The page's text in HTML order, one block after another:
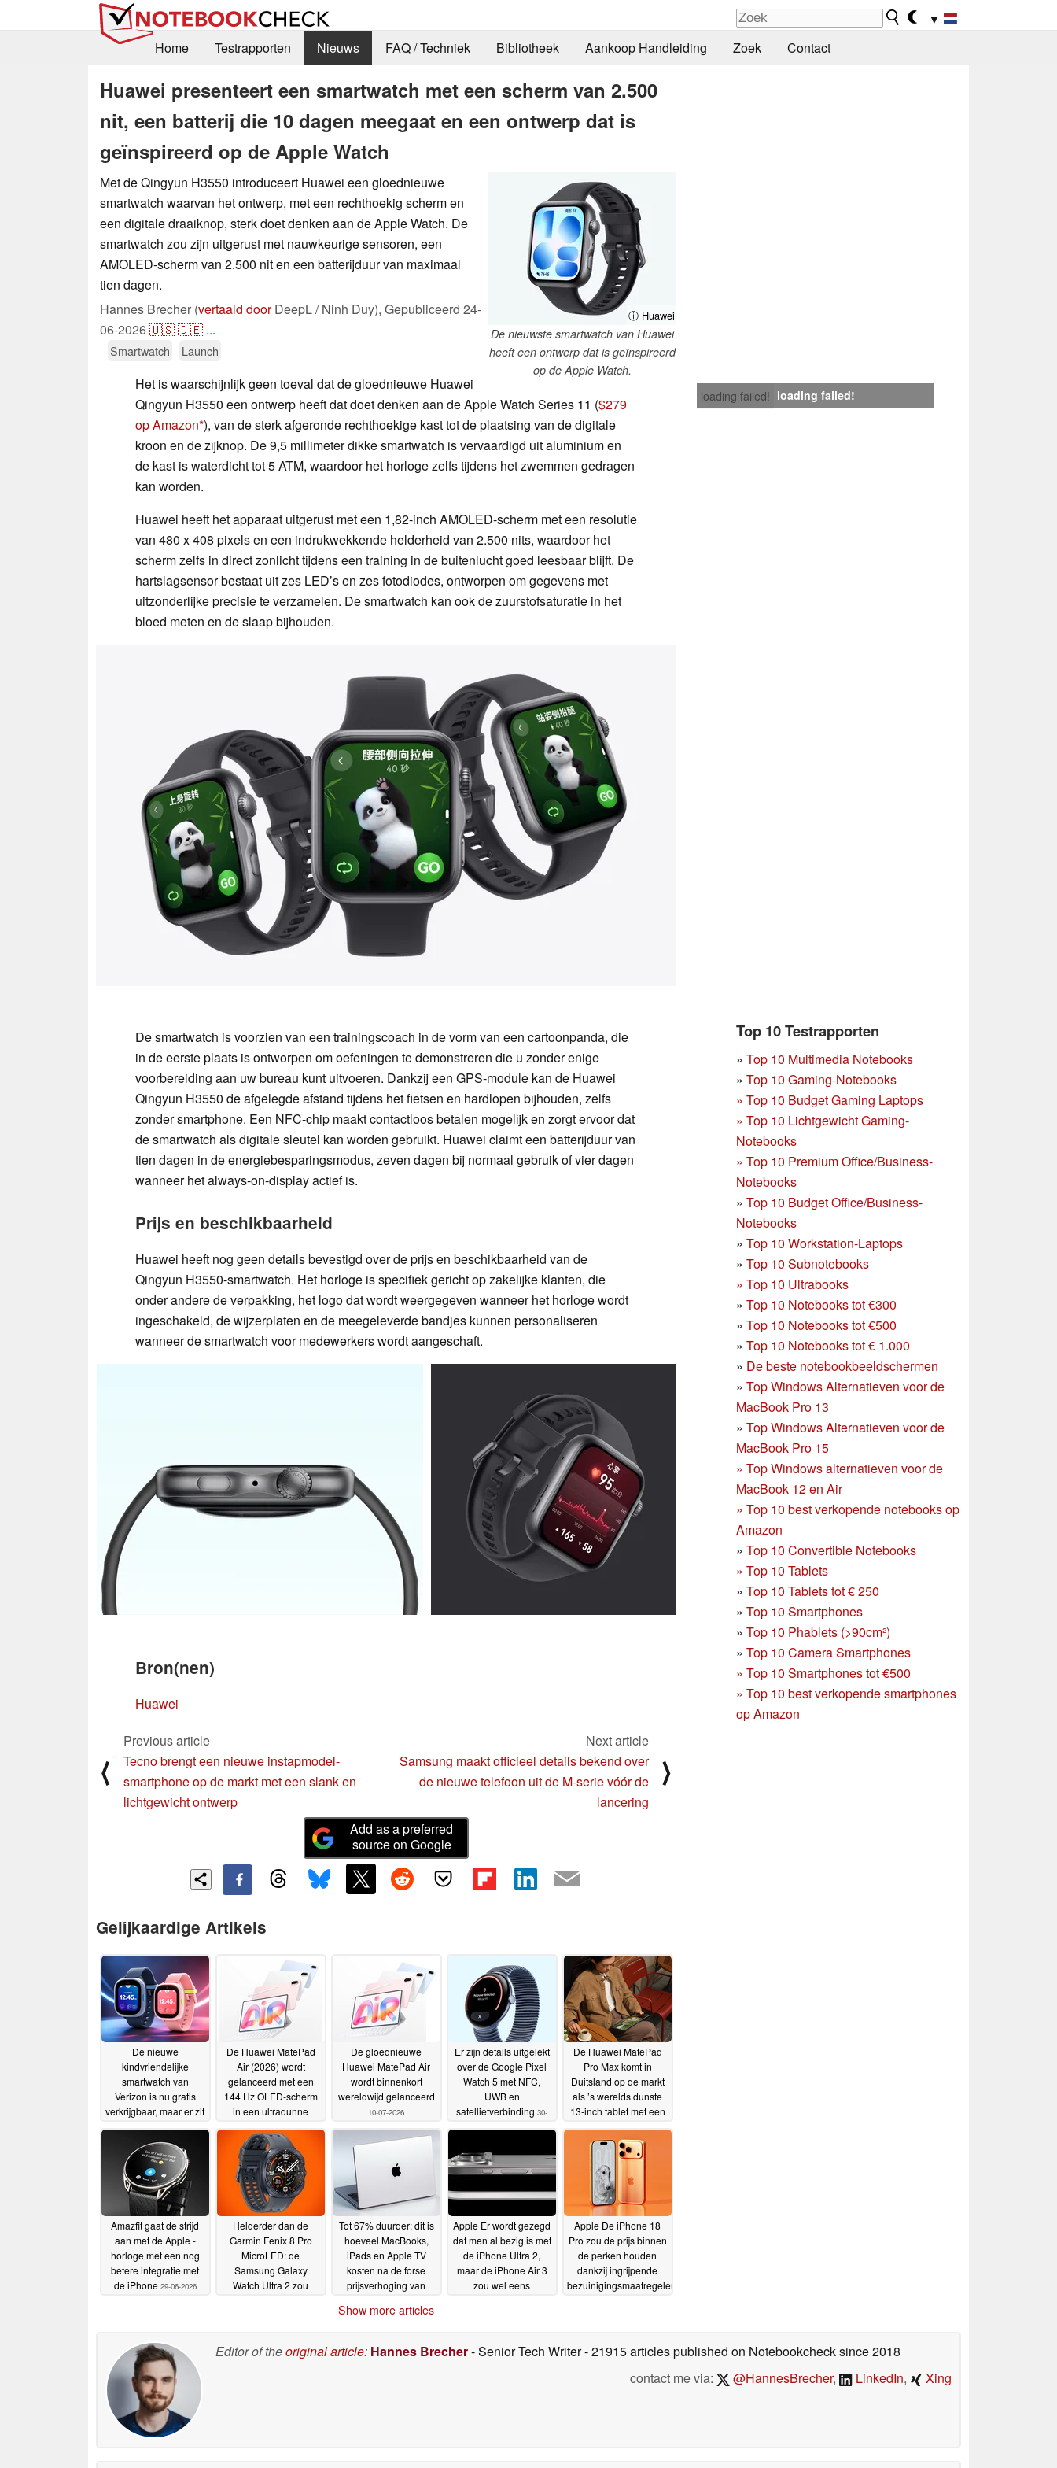
▼
Home
Testrapporten Nieuws FAQ / Techniek Bibliotheek Aankoop Handleiding Zoek Contact
Huawei presenteert een smartwatch met een scherm van 2.500
nit, een batterij die 10 dagen meegaat en een ontwerp dat is
geïnspireerd op de Apple Watch
ⓘ Huawei
De nieuwste smartwatch van Huawei
heeft een ontwerp dat is geïnspireerd
op de Apple Watch.
Met de Qingyun H3550 introduceert Huawei een gloednieuwe
smartwatch waarvan het ontwerp, met een rechthoekig scherm en
een digitale draaiknop, sterk doet denken aan de Apple Watch. De
smartwatch zou zijn uitgerust met nauwkeurige sensoren, een
AMOLED-scherm van 2.500 nit en een batterijduur van maximaal
tien dagen.
Hannes Brecher (vertaald doorDeepL / Ninh Duy), Gepubliceerd 24-
06-2026🇺🇸🇩🇪 ...
Smartwatch Launch
loading failed! loading failed!
Het is waarschijnlijk geen toeval dat de gloednieuwe Huawei
Qingyun H3550 een ontwerp heeft dat doet denken aan de Apple Watch Series 11 ($279
op Amazon ), van de sterk afgeronde rechthoekige kast tot de plaatsing van de digitale
kroon en de zijknop. De 9,5 millimeter dikke smartwatch is vervaardigd uit aluminium en
de kast is waterdicht tot 5 ATM, waardoor het horloge zelfs tijdens het zwemmen gedragen
kan worden.
Huawei heeft het apparaat uitgerust met een 1,82-inch AMOLED-scherm met een resolutie
van 480 x 408 pixels en een indrukwekkende helderheid van 2.500 nits, waardoor het
scherm zelfs in direct zonlicht tijdens een training in de buitenlucht goed leesbaar blijft. De
hartslagsensor bestaat uit zes LED’s en zes fotodiodes, ontworpen om gegevens met
uitzonderlijke precisie te verzamelen. De smartwatch kan ook de zuurstofsaturatie in het
bloed meten en de slaap bijhouden.
Top 10 Testrapporten
» Top 10 Multimedia Notebooks
» Top 10 Gaming-Notebooks
» Top 10 Budget Gaming Laptops
» Top 10 Lichtgewicht Gaming-
Notebooks
» Top 10 Premium Office/Business-
Notebooks
» Top 10 Budget Office/Business-
Notebooks
» Top 10 Workstation-Laptops
» Top 10 Subnotebooks
» Top 10 Ultrabooks
» Top 10 Notebooks tot €300
» Top 10 Notebooks tot €500
» Top 10 Notebooks tot € 1.000
» De beste notebookbeeldschermen
» Top Windows Alternatieven voor de
MacBook Pro 13
» Top Windows Alternatieven voor de
MacBook Pro 15
» Top Windows alternatieven voor de
MacBook 12 en Air
» Top 10 best verkopende notebooks op
Amazon
» Top 10 Convertible Notebooks
» Top 10 Tablets
» Top 10 Tablets tot € 250
» Top 10 Smartphones
» Top 10 Phablets (>90cm²)
» Top 10 Camera Smartphones
» Top 10 Smartphones tot €500
» Top 10 best verkopende smartphones
op Amazon
De smartwatch is voorzien van een trainingscoach in de vorm van een cartoonpanda, die
in de eerste plaats is ontworpen om oefeningen te demonstreren die u zonder enige
voorbereiding aan uw bureau kunt uitvoeren. Dankzij een GPS-module kan de Huawei
Qingyun H3550 de afgelegde afstand tijdens het fietsen en hardlopen bijhouden, zelfs
zonder smartphone. Een NFC-chip maakt contactloos betalen mogelijk en zorgt ervoor dat
de smartwatch als digitale sleutel kan worden gebruikt. Huawei claimt een batterijduur van
tien dagen in de energiebesparingsmodus, zeven dagen bij normaal gebruik of vier dagen
wanneer het always-on-display actief is.
Prijs en beschikbaarheid
Huawei heeft nog geen details bevestigd over de prijs en beschikbaarheid van de
Qingyun H3550-smartwatch. Het horloge is specifiek gericht op zakelijke klanten, die
onder andere de verpakking, het logo dat wordt weergegeven wanneer het horloge wordt
ingeschakeld, de wijzerplaten en de meegeleverde bandjes kunnen personaliseren
wanneer de smartwatch voor medewerkers wordt aangeschaft.
Bron(nen)
Huawei
⟨
Previous article
Tecno brengt een nieuwe instapmodel-
smartphone op de markt met een slank en
lichtgewicht ontwerp
Next article
Samsung maakt officieel details bekend over
de nieuwe telefoon uit de M-serie vóór de
lancering
⟩
Add as a preferred
source on Google
Gelijkaardige Artikels
De nieuwe
kindvriendelijke
smartwatch van
Verizon is nu gratis
verkrijgbaar, maar er zit
gras15-07-2026
De Huawei MatePad
Air (2026) wordt
gelanceerd met een
144 Hz OLED-scherm
in een ultradunne
14-07-2026
De gloednieuwe
Huawei MatePad Air
wordt binnenkort
wereldwijd gelanceerd
10-07-2026
Er zijn details uitgelekt
over de Google Pixel
Watch 5 met NFC,
UWB en
satellietverbinding 30-
06-2026
De Huawei MatePad
Pro Max komt in
Duitsland op de markt
als ’s werelds dunste
13-inch tablet met een
scherm30-06-2026
Amazfit gaat de strijd
aan met de Apple -
horloge met een nog
betere integratie met
de iPhone 29-06-2026
Helderder dan de
Garmin Fenix 8 Pro
MicroLED: de
Samsung Galaxy
Watch Ultra 2 zou
Tot 67% duurder: dit is
hoeveel MacBooks,
iPads en Apple TV
kosten na de forse
prijsverhoging van
Apple Er wordt gezegd
dat men al bezig is met
de iPhone Ultra 2,
maar de iPhone Air 3
zou wel eens
Apple De iPhone 18
Pro zou de prijs binnen
de perken houden
dankzij ingrijpende
bezuinigingsmaatregelen
Show more articles
Editor of theoriginal article: Hannes Brecher- Senior Tech Writer- 21915 articles published on Notebookchecksince 2018
contact me via:
@HannesBrecher, LinkedIn, Xing